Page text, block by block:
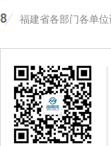
福建省各部门各单